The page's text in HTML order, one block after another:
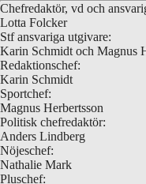
Chefredaktör, vd och
Lotta Folcker
Stf ansvariga utgivare:
Karin Schmidt och Magnus
Redaktionschef:
Karin Schmidt
Sportchef:
Magnus Herbertsson
Politisk chefredaktör:
Anders Lindberg
Nöjeschef:
Nathalie Mark
Pluschef: